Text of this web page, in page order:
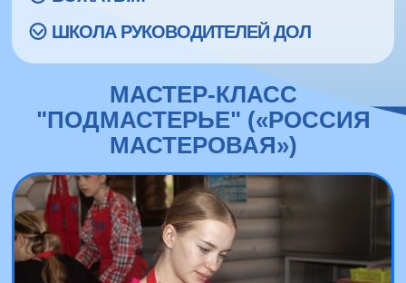
ШКОЛА РУКОВОДИТЕЛЕЙ ДОЛ
МАСТЕР-КЛАСС
"ПОДМАСТЕРЬЕ" («РОССИЯ
МАСТЕРОВАЯ»)